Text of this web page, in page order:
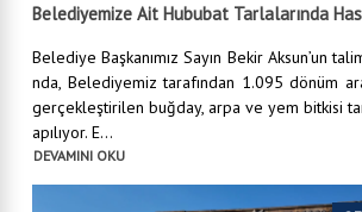
Belediyemize Ait Hububat Tarlalarında
Belediye Başkanımız Sayın Bekir Aksun’un
nda, Belediyemiz tarafından 1.095 dönüm
gerçekleştirilen buğday, arpa ve yem bitkisi
apılıyor. E...
DEVAMINI OKU